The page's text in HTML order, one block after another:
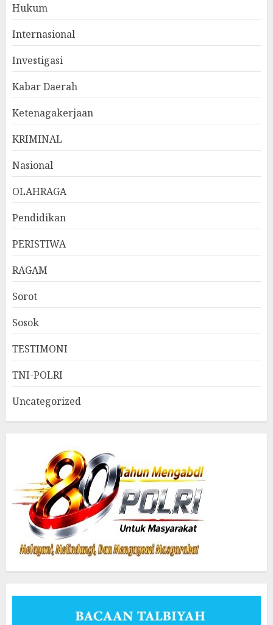
Hukum
Internasional
Investigasi
Kabar Daerah
Ketenagakerjaan
KRIMINAL
Nasional
OLAHRAGA
Pendidikan
PERISTIWA
RAGAM
Sorot
Sosok
TESTIMONI
TNI-POLRI
Uncategorized